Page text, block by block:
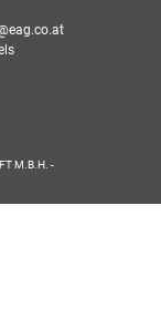
M.B.H. -